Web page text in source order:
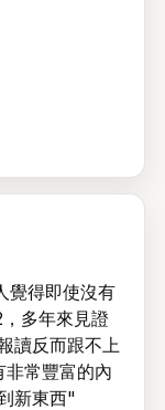
覺得即使沒有
多年來見證
讀反而跟不上
常豐富的內
新東西"